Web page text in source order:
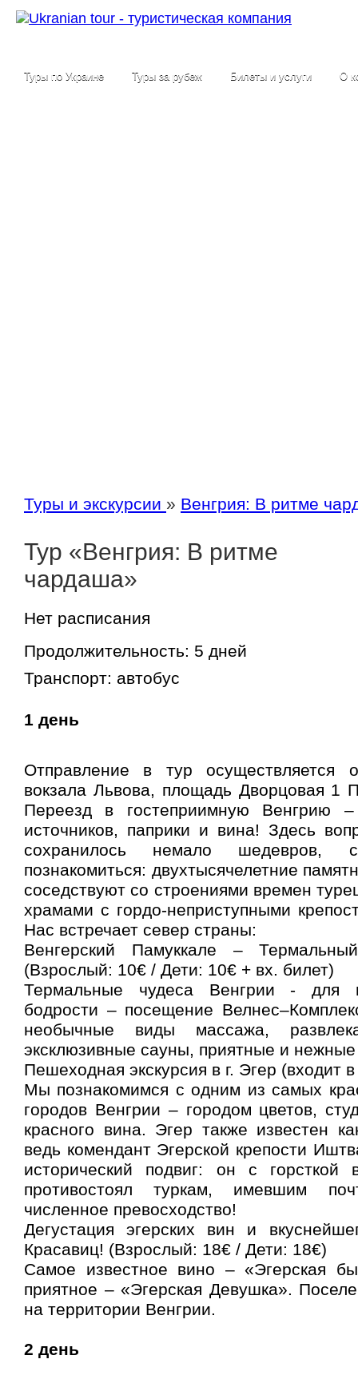
Туры по Украине Туры за рубеж Билеты и услуги О
Туры и экскурсии » Венгрия: В ритме
Тур «Венгрия: В ритме
чардаша»
Нет расписания
Продолжительность: 5 дней
Транспорт: автобус
1 день
Отправление в тур осуществляется
вокзала Львова, площадь Дворцовая 1
Переезд в гостеприимную Венгрию
источников, паприки и вина! Здесь
сохранилось немало шедевров,
познакомиться: двухтысячелетние
соседствуют со строениями времен
храмами с гордо-неприступными
Нас встречает север страны:
Венгерский Памуккале –
(Взрослый: 10€ / Дети: 10€ + вх. билет)
Термальные чудеса Венгрии - для
бодрости – посещение
необычные виды массажа,
эксклюзивные сауны, приятные и
Пешеходная экскурсия в г. Эгер (входит
Мы познакомимся с одним из самых
городов Венгрии – городом цветов,
красного вина. Эгер также известен
ведь комендант Эгерской крепости
исторический подвиг: он с
противостоял туркам, имевшим
численное превосходство!
Дегустация эгерских вин и
Красавиц! (Взрослый: 18€ / Дети: 18€)
Самое известное вино – «Эгерская
приятное – «Эгерская Девушка».
на территории Венгрии.
2 день